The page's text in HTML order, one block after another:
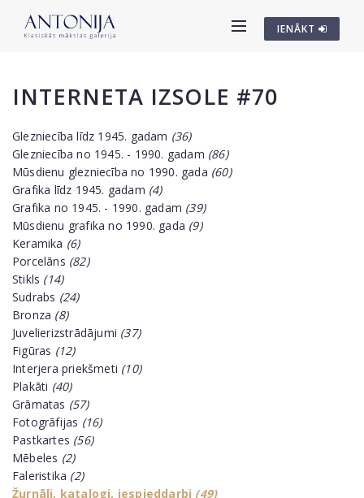
IENĀKT
INTERNETA IZSOLE #70
Glezniecība līdz 1945. gadam (36)
Glezniecība no 1945. - 1990. gadam (86)
Mūsdienu glezniecība no 1990. gada (60)
Grafika līdz 1945. gadam (4)
Grafika no 1945. - 1990. gadam (39)
Mūsdienu grafika no 1990. gada (9)
Keramika (6)
Porcelāns (82)
Stikls (14)
Sudrabs (24)
Bronza (8)
Juvelierizstrādājumi (37)
Figūras (12)
Interjera priekšmeti (10)
Plakāti (40)
Grāmatas (57)
Fotogrāfijas (16)
Pastkartes (56)
Mēbeles (2)
Faleristika (2)
Žurnāli, katalogi, iespieddarbi (49)